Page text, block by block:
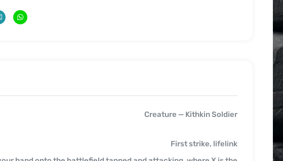
Creature — Kithkin Soldier
First strike, lifelink